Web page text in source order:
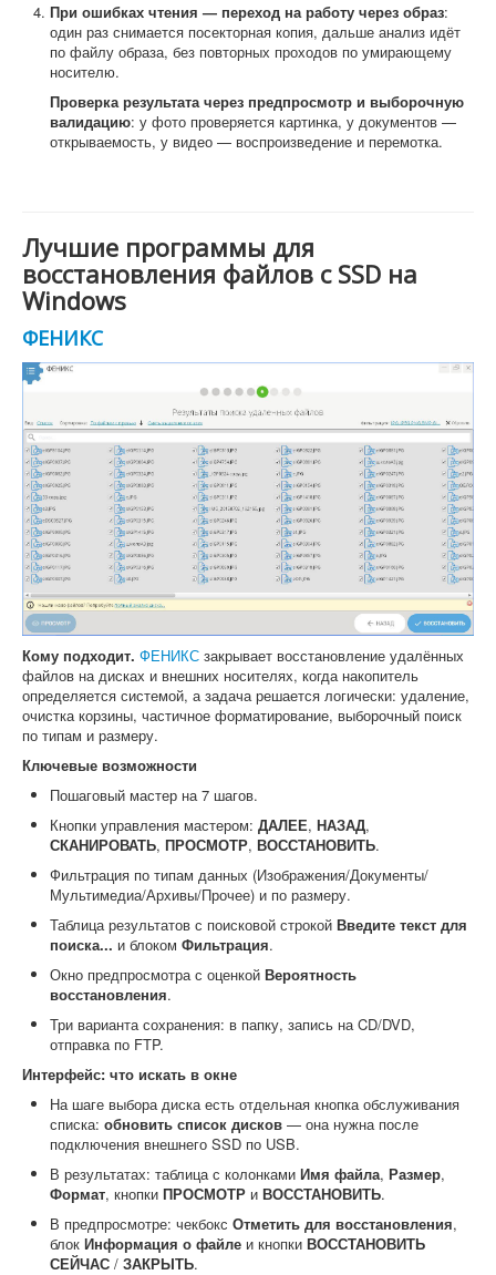
При ошибках чтения — переход на работу через образ:
один раз снимается посекторная копия, дальше анализ идёт
по файлу образа, без повторных проходов по умирающему
носителю.
Проверка результата через предпросмотр и выборочную
валидацию: у фото проверяется картинка, у документов —
открываемость, у видео — воспроизведение и перемотка.
Лучшие программы для
восстановления файлов с SSD на
Windows
ФЕНИКС
Кому подходит. ФЕНИКС закрывает восстановление удалённых
файлов на дисках и внешних носителях, когда накопитель
определяется системой, а задача решается логически: удаление,
очистка корзины, частичное форматирование, выборочный поиск
по типам и размеру.
Ключевые возможности
Пошаговый мастер на 7 шагов.
Кнопки управления мастером: ДАЛЕЕ, НАЗАД,
СКАНИРОВАТЬ, ПРОСМОТР, ВОССТАНОВИТЬ.
Фильтрация по типам данных (Изображения/Документы/
Мультимедиа/Архивы/Прочее) и по размеру.
Таблица результатов с поисковой строкой Введите текст для
поиска... и блоком Фильтрация.
Окно предпросмотра с оценкой Вероятность
восстановления.
Три варианта сохранения: в папку, запись на CD/DVD,
отправка по FTP.
Интерфейс: что искать в окне
На шаге выбора диска есть отдельная кнопка обслуживания
списка: обновить список дисков — она нужна после
подключения внешнего SSD по USB.
В результатах: таблица с колонками Имя файла, Размер,
Формат, кнопки ПРОСМОТР и ВОССТАНОВИТЬ.
В предпросмотре: чекбокс Отметить для восстановления,
блок Информация о файле и кнопки ВОССТАНОВИТЬ
СЕЙЧАС / ЗАКРЫТЬ.